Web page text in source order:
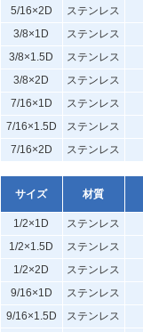
5/16×2D ステンレス
3/8×1D
ステンレス
3/8×1.5D
ステンレス
3/8×2D
ステンレス
7/16×1D
ステンレス
7/16×1.5D
ステンレス
7/16×2D
ステンレス
サイズ 材質
1/2×1D
ステンレス
1/2×1.5D
ステンレス
1/2×2D
ステンレス
9/16×1D
ステンレス
9/16×1.5D
ステンレス